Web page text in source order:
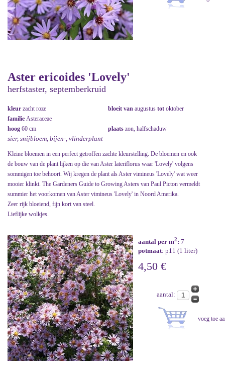
Aster ericoides 'Lovely'
herfstaster, septemberkruid
kleur zacht roze bloeit van augustus tot oktober
familie Asteraceae
hoog 60 cm plaats zon, halfschaduw
sier, snijbloem, bijen-, vlinderplant
Kleine bloemen in een perfect getroffen zachte kleurstelling. De bloemen en ook
de bouw van de plant lijken op die van Aster lateriflorus waar 'Lovely' volgens
sommigen toe behoort. Wij kregen de plant als Aster vimineus 'Lovely' wat weer
mooier klinkt. The Gardeners Guide to Growing Asters van Paul Picton vermeldt
summier het voorkomen van Aster vimineus 'Lovely' in Noord Amerika.
Zeer rijk bloeiend, fijn kort van steel.
Lieflijke wolkjes.
aantal per m2: 7
potmaat: p11 (1 liter)
4,50 €
aantal: